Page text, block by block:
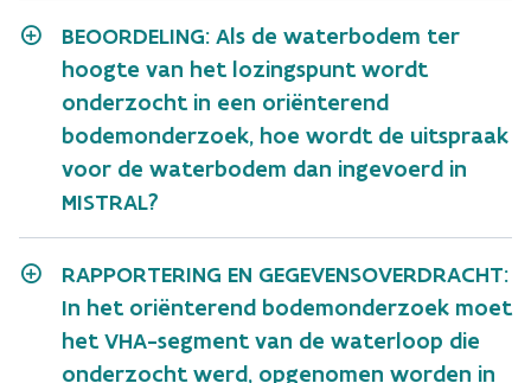
BEOORDELING: Als de waterbodem ter
hoogte van het lozingspunt wordt
onderzocht in een oriënterend
bodemonderzoek, hoe wordt de uitspraak
voor de waterbodem dan ingevoerd in
MISTRAL?
RAPPORTERING EN GEGEVENSOVERDRACHT:
In het oriënterend bodemonderzoek moet
het VHA-segment van de waterloop die
onderzocht werd, opgenomen worden in